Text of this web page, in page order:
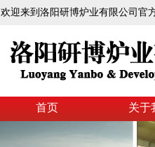
欢迎来到洛阳研博炉业有限公司官
首页 关于